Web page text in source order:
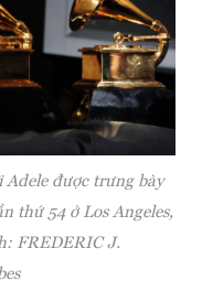
Adele được trưng bày
thứ 54 ở Los Angeles,
FREDERIC J.